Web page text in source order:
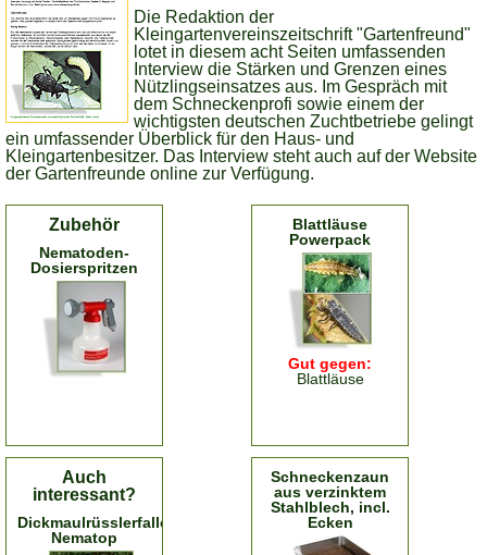
Die Redaktion der
Kleingartenvereinszeitschrift "Gartenfreund"
lotet in diesem acht Seiten umfassenden
Interview die Stärken und Grenzen eines
Nützlingseinsatzes aus. Im Gespräch mit
dem Schneckenprofi sowie einem der
wichtigsten deutschen Zuchtbetriebe gelingt
ein umfassender Überblick für den Haus- und
Kleingartenbesitzer. Das Interview steht auch auf der Website
der Gartenfreunde online zur Verfügung.
Zubehör
Nematoden-
Dosierspritzen
Auch
interessant?
Dickmaulrüsslerfalle
Nematop
Blattläuse
Powerpack
Gut gegen:
Blattläuse
Schneckenzaun
aus verzinktem
Stahlblech, incl.
Ecken